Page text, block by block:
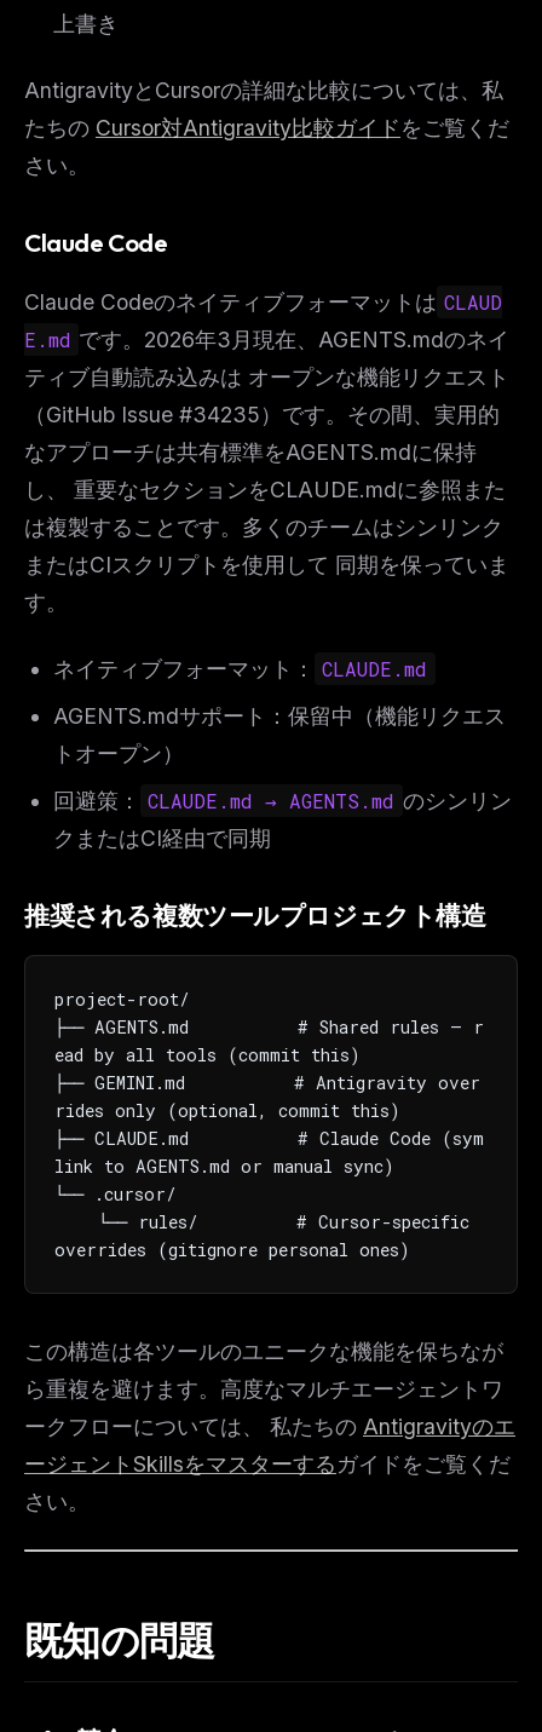
上書き
AntigravityとCursorの詳細な比較については、私
たちの Cursor対Antigravity比較ガイドをご覧くだ
さい。
Claude Code
Claude Codeのネイティブフォーマットは CLAUD
E.md です。2026年3月現在、AGENTS.mdのネイ
ティブ自動読み込みは オープンな機能リクエスト
（GitHub Issue #34235）です。その間、実用的
なアプローチは共有標準をAGENTS.mdに保持
し、 重要なセクションをCLAUDE.mdに参照また
は複製することです。多くのチームはシンリンク
またはCIスクリプトを使用して 同期を保っていま
す。
ネイティブフォーマット：
CLAUDE.md
AGENTS.mdサポート：保留中（機能リクエス
トオープン）
回避策：
CLAUDE.md → AGENTS.md のシンリン
クまたはCI経由で同期
推奨される複数ツールプロジェクト構造
project-root/
├── AGENTS.md          # Shared rules — r
ead by all tools (commit this)
├── GEMINI.md          # Antigravity over
rides only (optional, commit this)
├── CLAUDE.md          # Claude Code (sym
link to AGENTS.md or manual sync)
└── .cursor/
overrides (gitignore personal ones)
この構造は各ツールのユニークな機能を保ちなが
ら重複を避けます。高度なマルチエージェントワ
ークフローについては、 私たちの Antigravityのエ
ージェントSkillsをマスターするガイドをご覧くだ
さい。
既知の問題